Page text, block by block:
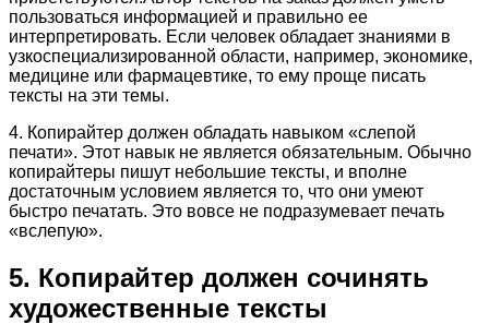
пользоваться информацией и правильно ее
интерпретировать. Если человек обладает знаниями в
узкоспециализированной области, например, экономике,
медицине или фармацевтике, то ему проще писать
тексты на эти темы.
4. Копирайтер должен обладать навыком «слепой
печати». Этот навык не является обязательным. Обычно
копирайтеры пишут небольшие тексты, и вполне
достаточным условием является то, что они умеют
быстро печатать. Это вовсе не подразумевает печать
«вслепую».
5. Копирайтер должен сочинять
художественные тексты